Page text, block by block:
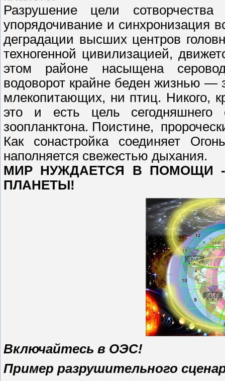
Разрушение цели
упорядочивание и синхронизация
деградации высших центров
техногенной цивилизацией,
этом районе насыщена
водоворот крайне беден жизнью —
млекопитающих, ни птиц. Никого,
это и есть цель сегодняшнего
зоопланктона. Поистине,
Как сонастройка соединяет
наполняется свежестью дыхания.
МИР НУЖДАЕТСЯ В ПОМОЩИ
ПЛАНЕТЫ!
Включайтесь в ОЭС!
Пример разрушительного